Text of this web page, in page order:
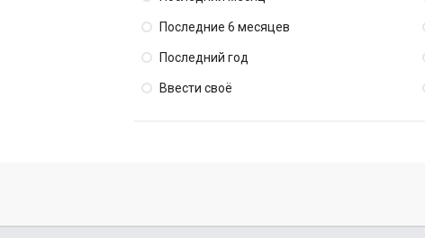
Последние 6 месяцев
Последний год
Ввести своё